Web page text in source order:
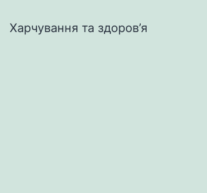
Харчування та здоров’я